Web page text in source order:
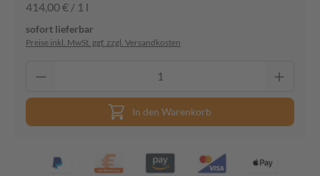
414,00 € / 1 l
sofort lieferbar
Preise inkl. MwSt. ggf. zzgl. Versandkosten
In den Warenkorb